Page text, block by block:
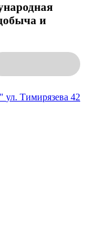
и
ул. Тимирязева 42